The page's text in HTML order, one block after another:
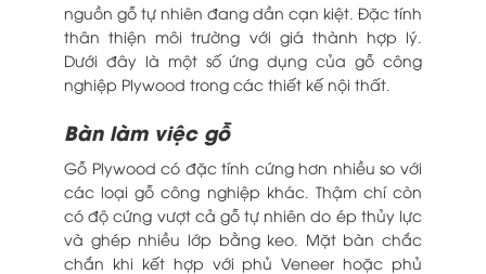
nguồn gỗ tự nhiên đang dần cạn kiệt. Đặc tính
thân thiện môi trường với giá thành hợp lý.
Dưới đây là một số ứng dụng của gỗ công
nghiệp Plywood trong các thiết kế nội thất.
Bàn làm việc gỗ
Gỗ Plywood có đặc tính cứng hơn nhiều so với
các loại gỗ công nghiệp khác. Thậm chí còn
có độ cứng vượt cả gỗ tự nhiên do ép thủy lực
và ghép nhiều lớp bằng keo. Mặt bàn chắc
chắn khi kết hợp với phủ Veneer hoặc phủ